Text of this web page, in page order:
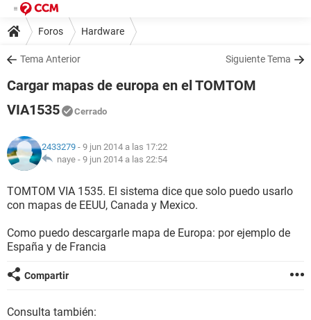
Foros Hardware
Tema Anterior Siguiente Tema
Cargar mapas de europa en el TOMTOM
VIA1535
Cerrado
2433279 - 9 jun 2014 a las 17:22
naye - 9 jun 2014 a las 22:54
TOMTOM VIA 1535. El sistema dice que solo puedo usarlo
con mapas de EEUU, Canada y Mexico.
Como puedo descargarle mapa de Europa: por ejemplo de
España y de Francia
Compartir
Consulta también: